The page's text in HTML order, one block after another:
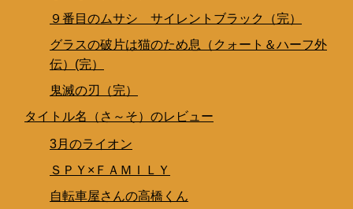
９番目のムサシ サイレントブラック（完）
グラスの破片は猫のため息（クォート＆ハーフ外
伝）(完）
鬼滅の刃（完）
タイトル名（さ～そ）のレビュー
3月のライオン
ＳＰＹ×ＦＡＭＩＬＹ
自転車屋さんの高橋くん